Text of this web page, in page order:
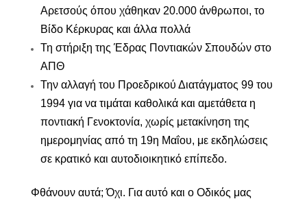
Αρετσούς όπου χάθηκαν 20.000 άνθρωποι, το
Βίδο Κέρκυρας και άλλα πολλά
Τη στήριξη της Έδρας Ποντιακών Σπουδών στο
ΑΠΘ
Την αλλαγή του Προεδρικού Διατάγματος 99 του
1994 για να τιμάται καθολικά και αμετάθετα η
ποντιακή Γενοκτονία, χωρίς μετακίνηση της
ημερομηνίας από τη 19η Μαΐου, με εκδηλώσεις
σε κρατικό και αυτοδιοικητικό επίπεδο.
Φθάνουν αυτά; Όχι. Για αυτό και ο Οδικός μας